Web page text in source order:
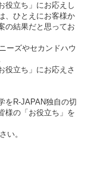
役立ち」にお応えし
、ひとえにお客様か
の結果だと思ってお
ーズやセカンドハウ
役立ち」にお応えさ
をR-JAPAN独自の切
様の「お役立ち」を
い。